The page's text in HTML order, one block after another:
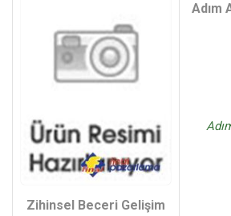
Zihinsel Beceri Gelişim
Adım